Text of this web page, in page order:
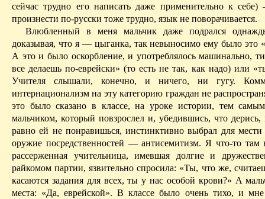
сейчас трудно его написать даже применительно к
произнести по-русски тоже трудно, язык не поворачивается.
Влюбленный в меня мальчик даже подрался
доказывая, что я — цыганка, так невыносимо ему было это
А это и было оскорбление, и употреблялось машинально,
все делаешь по-еврейски» (то есть не так, как надо) или
Учителя слышали, конечно, и ничего, ни гугу.
интернационализм на эту категорию граждан не
это было сказано в классе, на уроке истории, тем
мальчиком, который повзрослел и, убедившись, что дерись,
равно ей не понравишься, инстинктивно выбрал для мести
оружие посредственностей — антисемитизм. Я что-то там
рассерженная учительница, имевшая долгие и
райкомом партии, язвительно спросила: «Ты, что же,
касаются задания для всех, ты у нас особой крови?» А
места: «Да, еврейской». В классе было очень тихо, и мне